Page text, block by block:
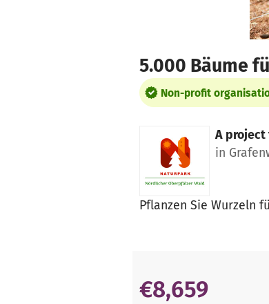
5.000 Bäume
Non-profit
A project
in
Pflanzen Sie Wurzeln
€8,659